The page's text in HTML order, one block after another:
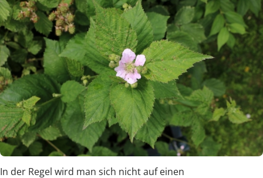
In der Regel wird man sich nicht auf einen